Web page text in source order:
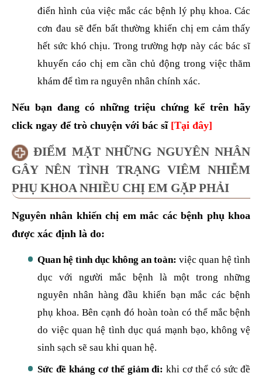
điển hình của việc mắc các bệnh lý phụ khoa. Các
cơn đau sẽ đến bất thường khiến chị em cảm thấy
hết sức khó chịu. Trong trường hợp này các bác sĩ
khuyến cáo chị em cần chủ động trong việc thăm
khám để tìm ra nguyên nhân chính xác.
Nếu bạn đang có những triệu chứng kể trên hãy
click ngay để trò chuyện với bác sĩ[Tại đây]
ĐIỂM MẶT NHỮNG NGUYÊN NHÂN
GÂY NÊN TÌNH TRẠNG VIÊM NHIỄM
PHỤ KHOA NHIỀU CHỊ EM GẶP PHẢI
Nguyên nhân khiến chị em mắc các bệnh phụ khoa
được xác định là do:
Quan hệ tình dục không an toàn: việc quan hệ tình
dục với người mắc bệnh là một trong những
nguyên nhân hàng đầu khiến bạn mắc các bệnh
phụ khoa. Bên cạnh đó hoàn toàn có thể mắc bệnh
do việc quan hệ tình dục quá mạnh bạo, không vệ
sinh sạch sẽ sau khi quan hệ.
Sức đề kháng cơ thể giảm đi:khi cơ thể có sức đề